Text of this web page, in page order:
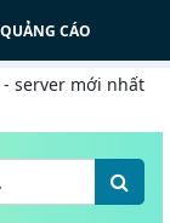
QUẢNG CÁO
- server mới nhất